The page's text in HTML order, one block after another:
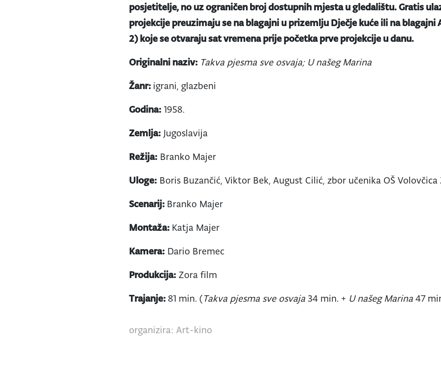
posjetitelje, no uz ograničen broj dostupnih mjesta u gledalištu. Gratis
projekcije preuzimaju se na blagajni u prizemlju Dječje kuće ili na
2) koje se otvaraju sat vremena prije početka prve projekcije u danu.
Originalni naziv: Takva pjesma sve osvaja; U našeg Marina
Žanr: igrani, glazbeni
Godina: 1958.
Zemlja: Jugoslavija
Režija: Branko Majer
Uloge: Boris Buzančić, Viktor Bek, August Cilić, zbor učenika OŠ Volovčica
Scenarij: Branko Majer
Montaža: Katja Majer
Kamera: Dario Bremec
Produkcija: Zora film
Trajanje: 81 min. (Takva pjesma sve osvaja 34 min. + U našeg Marina47
organizira: Art-kino